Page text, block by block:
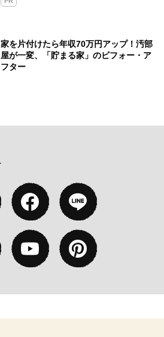
家を片付けたら年収70万円アップ！汚部
屋が一変、「貯まる家」のビフォー・ア
フター